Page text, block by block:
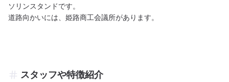
ソリンスタンドです。
道路向かいには、姫路商工会議所があります。
スタッフや特徴紹介